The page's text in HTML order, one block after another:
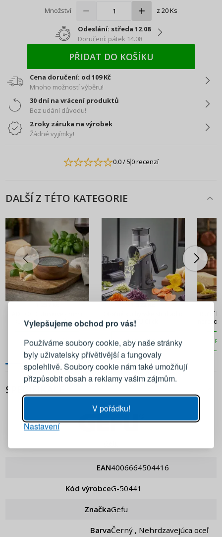
Vylepšujeme obchod pro vás!
Používáme soubory cookie, aby naše stránky
byly uživatelsky přívětivější a fungovaly
spolehlivě. Soubory cookie nám také umožňují
přizpůsobit obsah a reklamy vašim zájmům.
V pořádku!
Nastavení
Množství z 20 Ks
Odeslání: středa 12.08
Doručení: pátek 14.08
PŘIDAT DO KOŠÍKU
Cena doručení: od 109 Kč
Mnoho možností výběru!
30 dní na vrácení produktů
Bez udání důvodu!
2 roky záruka na výrobek
Žádné vyjímky!
0.0/ 50 recenzí
DALŠÍ Z TÉTO KATEGORIE
kuchyňské struhadlo na
parmazán a čokoládu z
PŘIDAT DO KOŠÍKU
GEFU Click
PŘIDAT DO KOŠÍKU
Ruční
SPECIFIKACE
EAN 4006664504416
Kód výrobce g-50441
Značka Gefu
Barva Černý , Nehrdzavejúca oceľ
PŘIHLÁŠENÍ REGISTRACE
Přihlaste se ke svému účtu
Emailová adresa
PŘIHLÁSIT SE